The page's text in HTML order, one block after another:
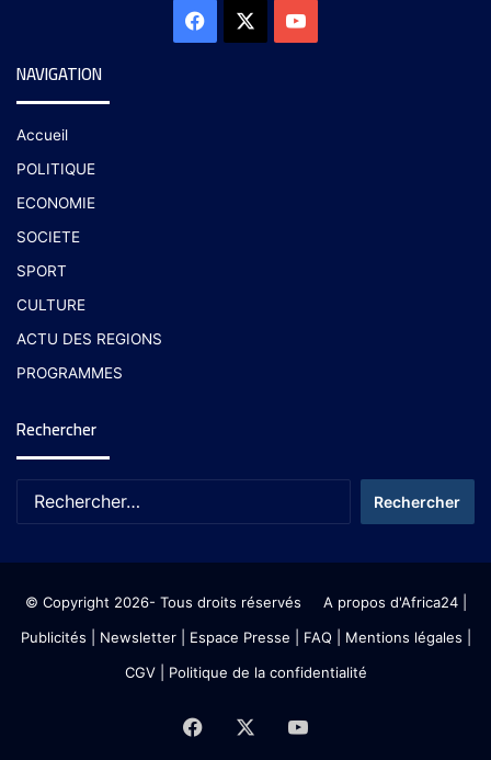
NAVIGATION
Accueil
POLITIQUE
ECONOMIE
SOCIETE
SPORT
CULTURE
ACTU DES REGIONS
PROGRAMMES
Rechercher
© Copyright 2026- Tous droits réservés A propos d'Africa24|
Publicités
Newsletter| Espace Presse | FAQ | Mentions légales
CGV| Politique de la confidentialité